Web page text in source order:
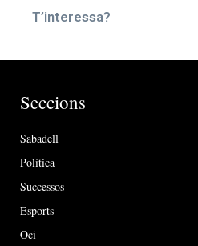
T’interessa?
Seccions
Sabadell
Política
Successos
Esports
Oci